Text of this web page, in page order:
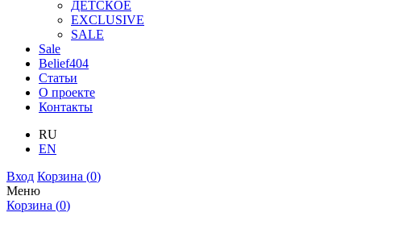
ДЕТСКОЕ
EXCLUSIVE
SALE
Sale
Belief404
Статьи
О проекте
Контакты
RU
EN
Вход Корзина (0)
Меню
Корзина (0)